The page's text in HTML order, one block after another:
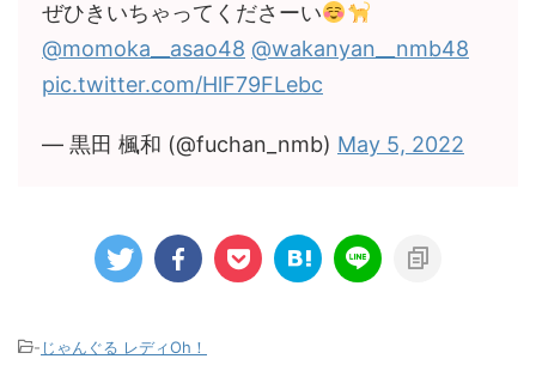
ぜひきいちゃってくださーい
@momoka__asao48 @wakanyan__nmb48
pic.twitter.com/HlF79FLebc
— 黒田 楓和 (@fuchan_nmb) May 5, 2022
- じゃんぐる レディOh！